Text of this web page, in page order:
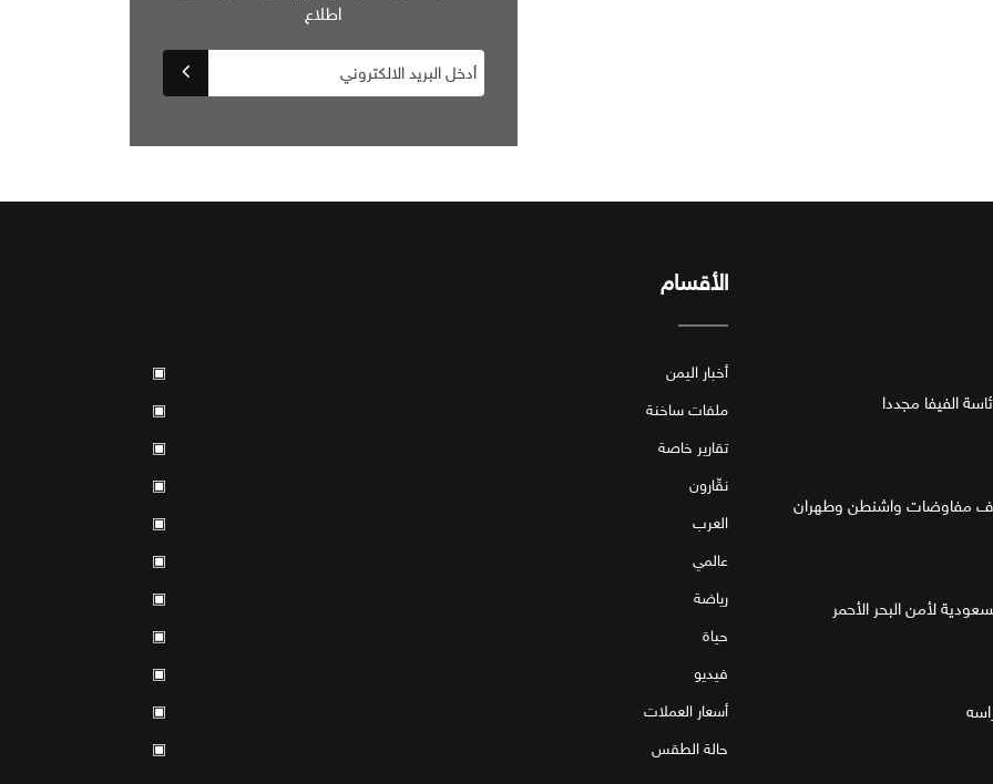
اطلاع
الفيفا مجددا
لأمن البحر الأحمر
الأقسام
أخبار اليمن
▣
ملفات ساخنة
▣
تقارير خاصة
▣
نقّارون
▣
العرب
▣
عالمي
▣
رياضة
▣
حياة
▣
فيديو
▣
أسعار العملات
▣
حالة الطقس
▣